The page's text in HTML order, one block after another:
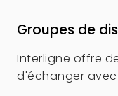
Groupes de
Interligne offre
d'échanger avec